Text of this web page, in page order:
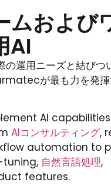
ムおよび
AI
の運用ニーズと結びつ
が最も力を発
AI
AIコンサルティング,
automation to
自然言語処理,
features.